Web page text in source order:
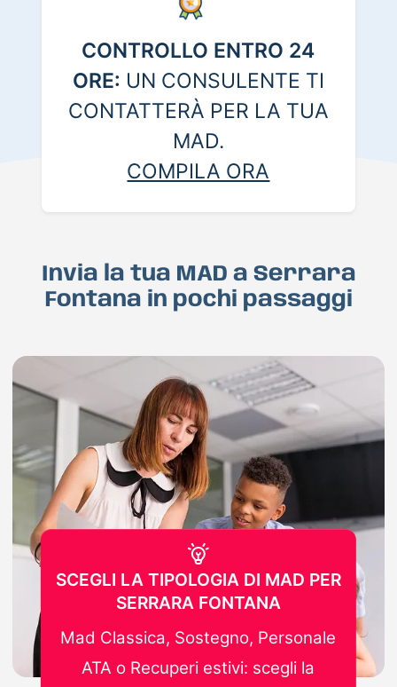
CONTROLLO ENTRO 24
ORE: UN CONSULENTE TI
CONTATTERÀ PER LA TUA
MAD.
COMPILA ORA
Invia la tua MAD a Serrara
Fontana in pochi passaggi
SCEGLI LA TIPOLOGIA DI MAD PER
SERRARA FONTANA
Mad Classica, Sostegno, Personale
ATA o Recuperi estivi: scegli la